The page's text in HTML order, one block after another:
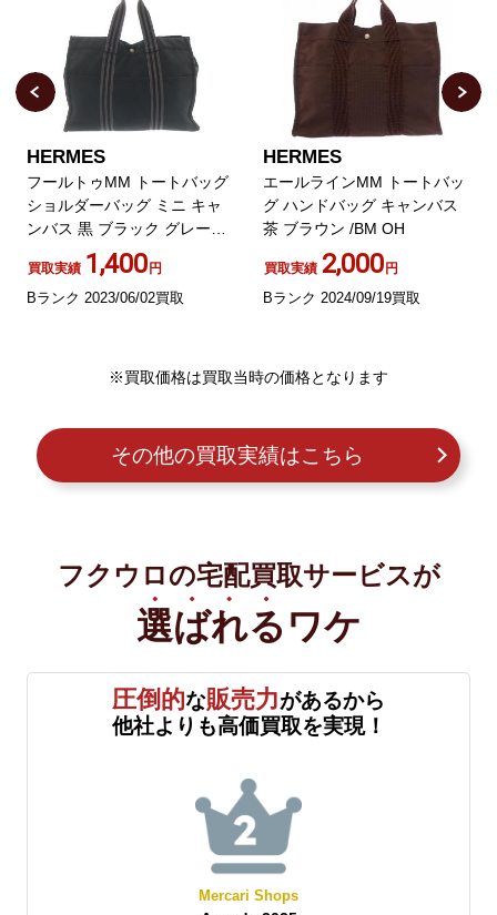
HERMES
フールトゥMM トートバッグ
ショルダーバッグ ミニ キャ
ンバス 黒 ブラック グレー
買取実績 1,400円
Bランク 2023/06/02買取
HERMES
エールラインMM トートバッ
グ ハンドバッグ キャンバス
茶 ブラウン /BM OH
買取実績 2,000円
Bランク 2024/09/19買取
※買取価格は買取当時の価格となります
その他の買取実績はこちら
フクウロの宅配買取サービスが
選ばれる ワケ
圧倒的な販売力があるから
他社よりも高価買取を実現！
Mercari Shops